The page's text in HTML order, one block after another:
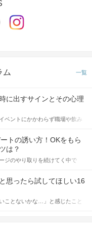
ム 一覧
に出すサインとその心理
ベントにかかわらず職場や飲み
れます。 これから恋人作りを本
女性が異性を求めて出すサイン
に移せるかどうかが重要。 この
い時に出すサインとその心理を
かをご紹介していきます。
トの誘い方！OKをもら
は？
ジのやり取りを続けてく中で
いの？」とお困りの男性もいら
そこで今回は、男性から女性へ
ツをご紹介します。例文も混じ
にしてください。
思ったら試してほしい16
ことないかな…」と感じたこと